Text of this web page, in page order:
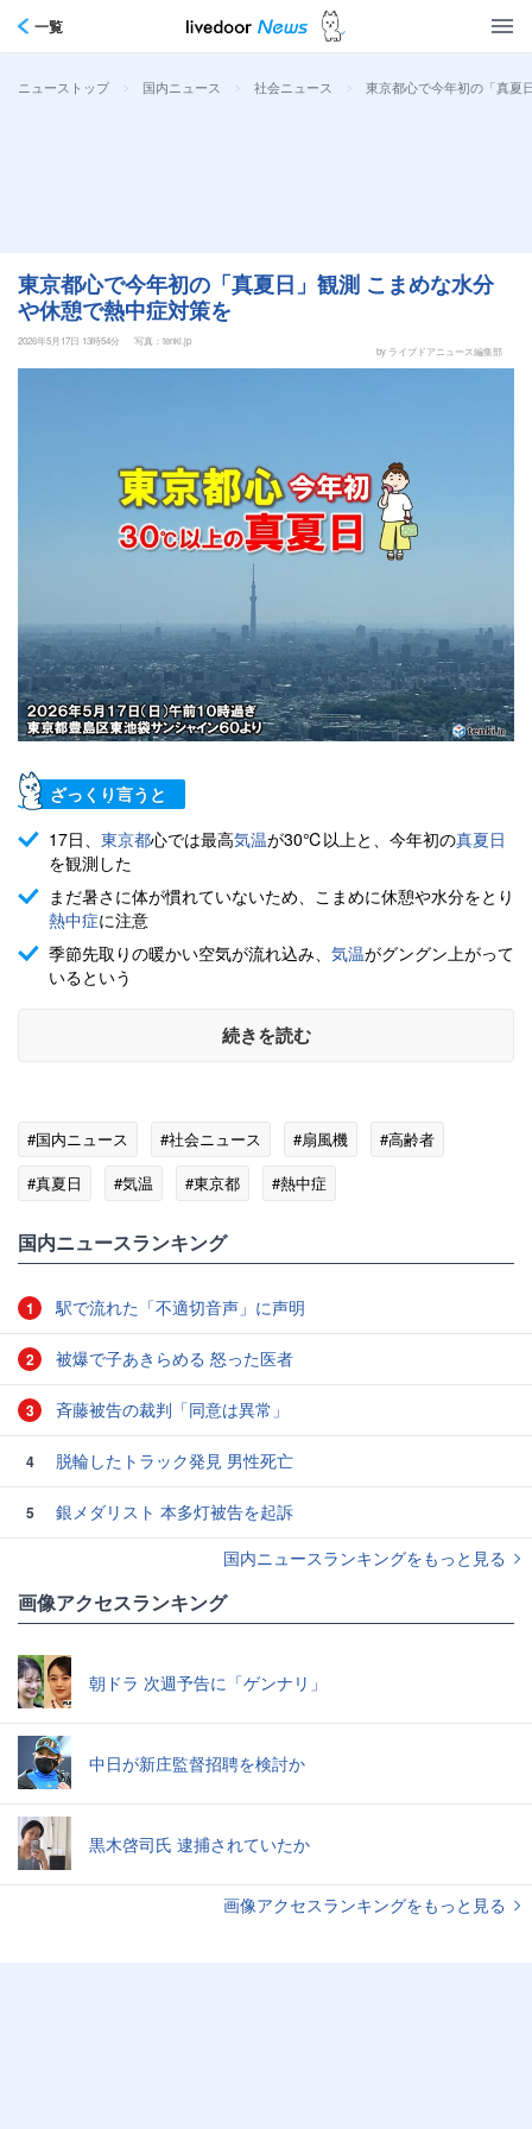
一覧
ニューストップ > 国内ニュース > 社会ニュース > 東京都心で今年初の「真夏
東京都心で今年初の「真夏日」観測 こまめな水分
や休憩で熱中症対策を
2026年5月17日 13時54分
写真：tenki.jp
by ライブドアニュース編集部
ざっくり言うと
17日、 東京都心では最高気温が30℃以上と、今年初の真夏日
を観測した
まだ暑さに体が慣れていないため、こまめに休憩や水分をとり
熱中症に注意
季節先取りの暖かい空気が流れ込み、 気温がグングン上がって
いるという
続きを読む
#国内ニュース #社会ニュース #扇風機
#高齢者
#真夏日
#気温 #東京都 #熱中症
国内ニュースランキング
1 駅で流れた「不適切音声」に声明
2 被爆で子あきらめる 怒った医者
3 斉藤被告の裁判「同意は異常」
4 脱輪したトラック発見 男性死亡
5
銀メダリスト 本多灯被告を起訴
国内ニュースランキングをもっと見る
画像アクセスランキング
朝ドラ 次週予告に「ゲンナリ」
中日が新庄監督招聘を検討か
黒木啓司氏 逮捕されていたか
画像アクセスランキングをもっと見る